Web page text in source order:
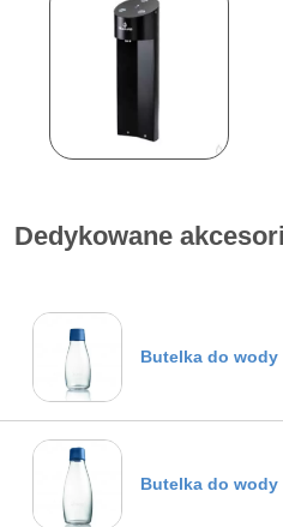
Dedykowane
Butelka do wody
Butelka do wody